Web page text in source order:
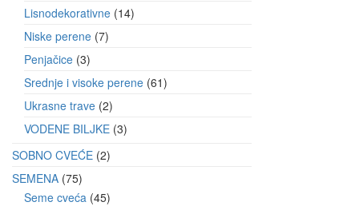
Lisnodekorativne 14
Niske perene 7
Penjačice 3
Srednje i visoke perene 61
Ukrasne trave 2
VODENE BILJKE 3
SOBNO CVEĆE 2
SEMENA 75
Seme cveća 45